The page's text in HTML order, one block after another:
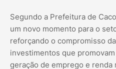
Segundo a Prefeitura de
um novo momento para o
reforçando o compromisso
investimentos que
geração de emprego e renda